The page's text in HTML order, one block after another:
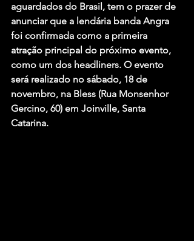
aguardados do Brasil, tem o prazer de
anunciar que a lendária banda Angra
foi confirmada como a primeira
atração principal do próximo evento,
como um dos headliners. O evento
será realizado no sábado, 18 de
novembro, na Bless (Rua Monsenhor
Gercino, 60) em Joinville, Santa
Catarina.